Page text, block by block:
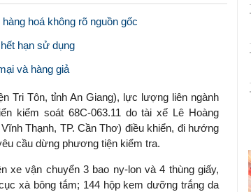
hoá không rõ nguồn gốc
hạn sử dụng
và hàng giả
Tri Tôn, tỉnh An Giang), lực lượng liên ngành
kiểm soát 68C-063.11 do tài xế Lê Hoàng
Thạnh, TP. Cần Thơ) điều khiển, đi hướng
cầu dừng phương tiện kiểm tra.
xe vận chuyển 3 bao ny-lon và 4 thùng giấy,
xà bông tắm; 144 hộp kem dưỡng trắng da